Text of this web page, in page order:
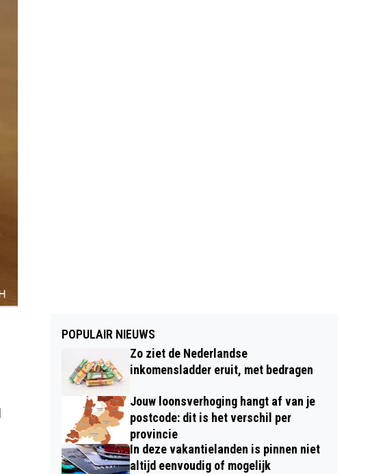
POPULAIR NIEUWS
Zo ziet de Nederlandse
inkomensladder eruit, met bedragen
Jouw loonsverhoging hangt af van je
postcode: dit is het verschil per
provincie
In deze vakantielanden is pinnen niet
altijd eenvoudig of mogelijk